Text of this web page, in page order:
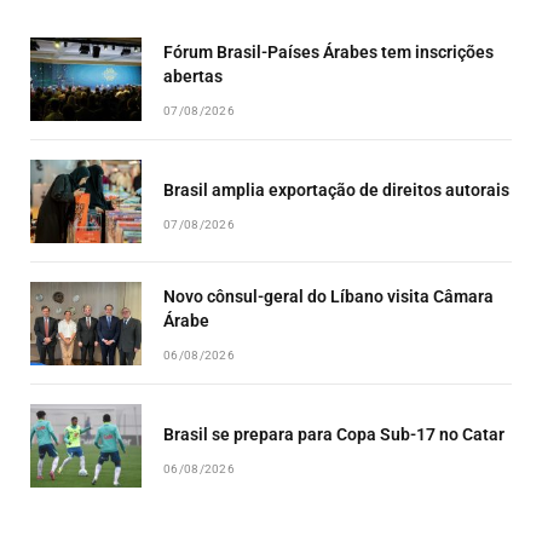
Fórum Brasil-Países Árabes tem inscrições
abertas
07/08/2026
Brasil amplia exportação de direitos autorais
07/08/2026
Novo cônsul-geral do Líbano visita Câmara
Árabe
06/08/2026
Brasil se prepara para Copa Sub-17 no Catar
06/08/2026